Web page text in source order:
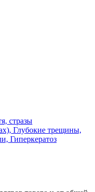
стразы
Глубокие трещины,
Гиперкератоз